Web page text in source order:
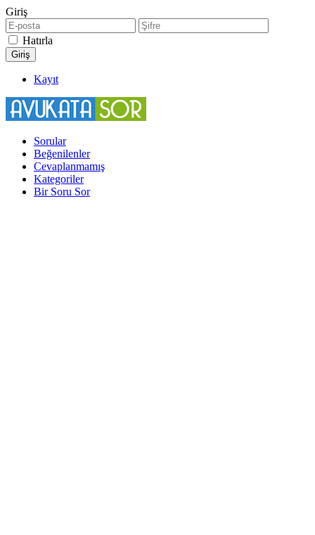
Giriş
Hatırla
Kayıt
Sorular
Beğenilenler
Cevaplanmamış
Kategoriler
Bir Soru Sor